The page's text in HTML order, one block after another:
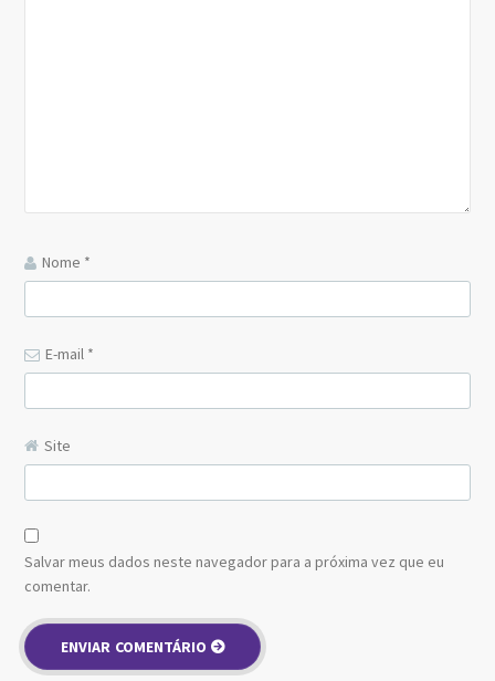
Nome *
E-mail *
Site
Salvar meus dados neste navegador para a próxima vez que eu
comentar.